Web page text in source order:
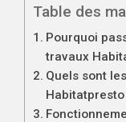
Table des
Pourquoi
travaux
Quels sont
Habitatpresto